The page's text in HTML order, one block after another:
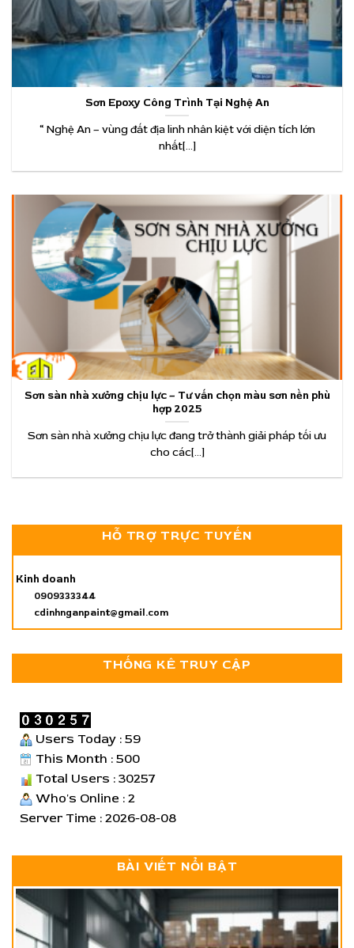
Sơn Epoxy Công Trình Tại Nghệ An
“ Nghệ An – vùng đất địa linh nhân kiệt với diện tích lớn
nhất[...]
Sơn sàn nhà xưởng chịu lực – Tư vấn chọn màu sơn nền phù
hợp 2025
Sơn sàn nhà xưởng chịu lực đang trở thành giải pháp tối ưu
cho các[...]
HỖ TRỢ TRỰC TUYẾN
Kinh doanh
0909333344
cdinhnganpaint@gmail.com
THỐNG KÊ TRUY CẬP
Users Today : 59
This Month : 500
Total Users : 30257
Who's Online : 2
Server Time : 2026-08-08
BÀI VIẾT NỔI BẬT